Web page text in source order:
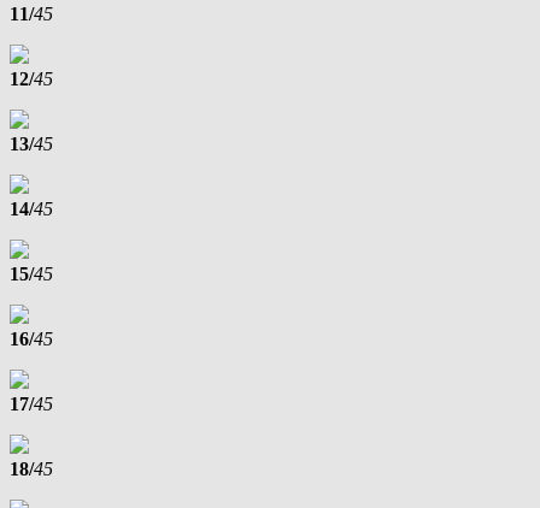
11/45
12/45
13/45
14/45
15/45
16/45
17/45
18/45